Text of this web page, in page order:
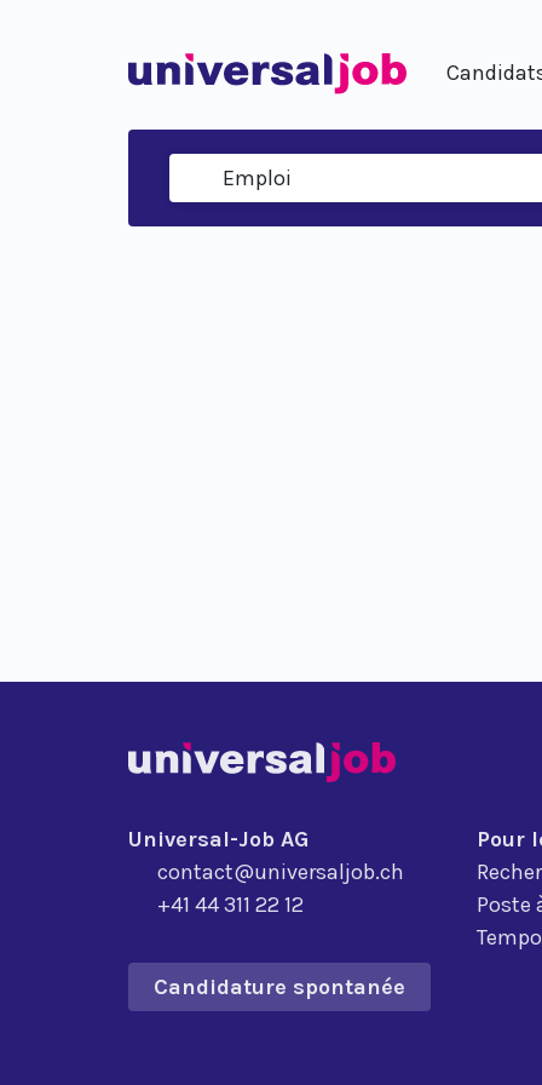
Universal-Job AG
contact@universaljob.ch
+41 44 311 22 12
Candidature spontanée
Pour
Poste